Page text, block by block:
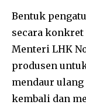
Bentuk
secara
Menteri LHK
produsen
mendaur
kembali dan